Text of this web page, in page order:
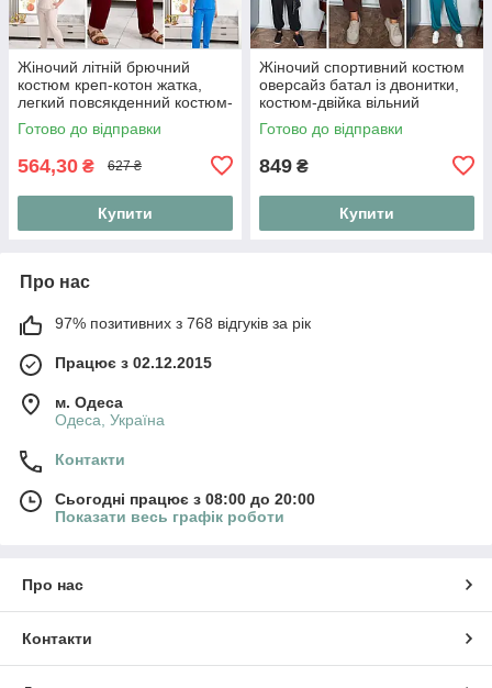
Жіночий літній брючний
костюм креп-котон жатка,
легкий повсякденний костюм-
двійка футболка та штани на
резинці "Linen Style"
Готово до відправки
564,30 ₴ 627 ₴
Купити
Жіночий спортивний костюм
оверсайз батал із двонитки,
костюм-двійка вільний
світшот та штани джогери
"Urban Ov
Готово до відправки
849 ₴
Купити
Про нас
97% позитивних з 768 відгуків за рік
Працює з 02.12.2015
м. Одеса
Одеса, Україна
Контакти
Сьогодні працює з 08:00 до 20:00
Показати весь графік роботи
Про нас
Контакти